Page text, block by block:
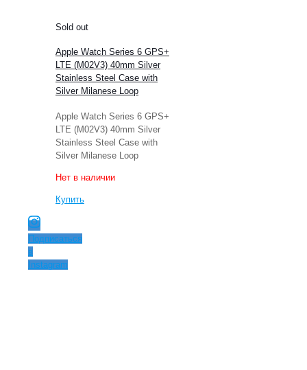
Sold out
Apple Watch Series 6 GPS+
LTE (M02V3) 40mm Silver
Stainless Steel Case with
Silver Milanese Loop
Apple Watch Series 6 GPS+
LTE (M02V3) 40mm Silver
Stainless Steel Case with
Silver Milanese Loop
Нет в наличии
Купить
Подписаться
в
Instagram